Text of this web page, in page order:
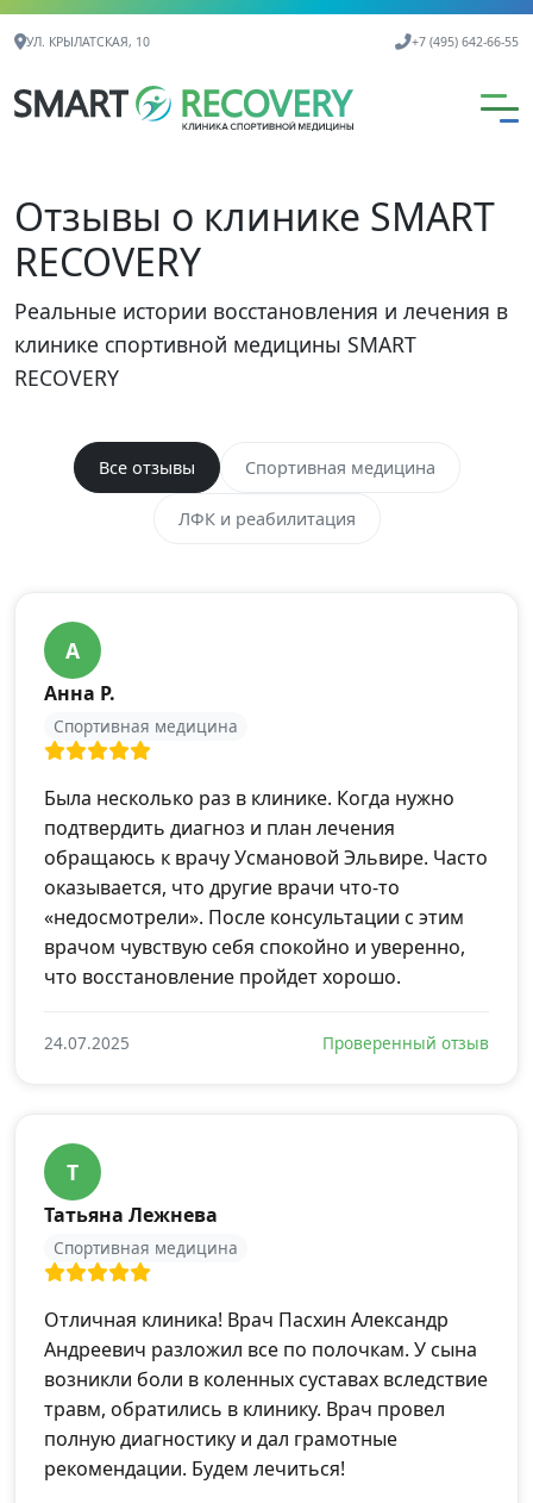
Контактная информация
УЛ. КРЫЛАТСКАЯ, 10 +7 (495) 642-66-55
Отзывы о клинике SMART
RECOVERY
Реальные истории восстановления и лечения в
клинике спортивной медицины SMART
RECOVERY
Все отзывы Спортивная медицина
ЛФК и реабилитация
А
Анна Р.
Спортивная медицина
Была несколько раз в клинике. Когда нужно
подтвердить диагноз и план лечения
обращаюсь к врачу Усмановой Эльвире. Часто
оказывается, что другие врачи что-то
«недосмотрели». После консультации с этим
врачом чувствую себя спокойно и уверенно,
что восстановление пройдет хорошо.
24.07.2025 Проверенный отзыв
Т
Татьяна Лежнева
Спортивная медицина
Отличная клиника! Врач Пасхин Александр
Андреевич разложил все по полочкам. У сына
возникли боли в коленных суставах вследствие
травм, обратились в клинику. Врач провел
полную диагностику и дал грамотные
рекомендации. Будем лечиться!